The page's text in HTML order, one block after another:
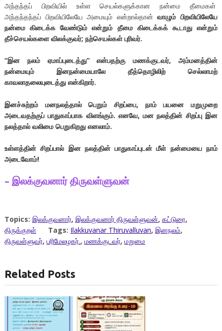
அந்தந்தப் பிறவியில் உள்ள செயல்களுக்கான நன்மை தீமைகள்
அந்தந்தந்தப் பிறவியிலேயே அமையும் என்றால்தான்வாழும் பிறவியிலேயே
நன்மை கிடைக்க வேண்டும் என்றும் தீமை கிடைக்கக் கூடாது என்றும்
தீச்செயல்களை விலக்குவர்; நற்செயல்கள் புரிவர்.
“இன நலம் ஏமாப்புடைத்து” என்பதற்கு மணக்குடவர், அம்மனத்தின்
நன்மையும் இனநன்மையாலே தீத்தொழிலிற் செல்லாமற்
காவலாதலையுடைத்து என்கிறார்.
இனச்சுற்றம் மனநலத்தால் பெறும் சிறப்பை, நாம்
பயனை மறுமுறை
அடைவதற்குப் பாதுகாப்பாக விளங்கும். எனவே, மன நலத்தின் சிறப்பு இன
நலத்தால் வலிமை பெறுகிறது எனலாம்.
உள்ளத்தின் சிறப்பால் இன நலத்தின் பாதுகாப்புடன் மீள் நன்மையை நாம்
அடைவோம்!
– இலக்குவனார் திருவள்ளுவன்
Topics: இலக்குவனார், இலக்குவனார் திருவள்ளுவன், கட்டுரை,
திருக்குறள்
Tags: Ilakkuvanar Thiruvalluvan, இனநலம்,
திருவள்ளுவர், பரிமேலழகர்., மணக்குடவர், மறுமை
Related Posts